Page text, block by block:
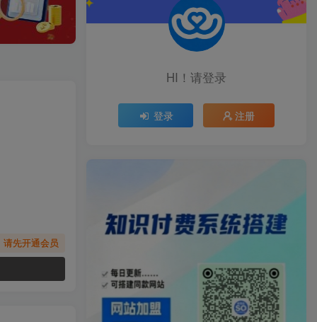
请先开通会员
HI！请登录
登录 注册